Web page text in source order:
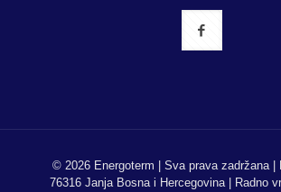
© 2026 Energoterm | Sva prava zadržana |
76316 Janja Bosna i Hercegovina | Radno